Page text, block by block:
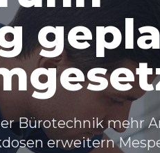
Bürotechnik mehr
erweitern